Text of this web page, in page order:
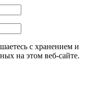
с хранением и
на этом веб-сайте.